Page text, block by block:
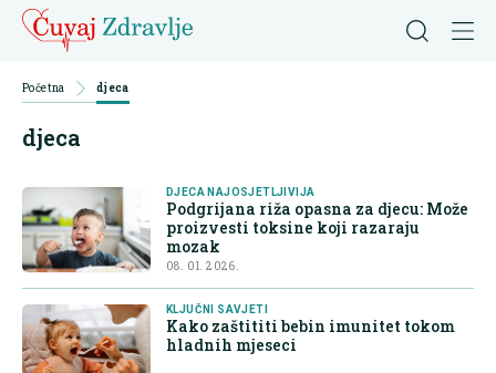
Početna djeca
djeca
DJECA NAJOSJETLJIVIJA
Podgrijana riža opasna za djecu: Može
proizvesti toksine koji razaraju
mozak
08. 01. 2026.
KLJUČNI SAVJETI
Kako zaštititi bebin imunitet tokom
hladnih mjeseci